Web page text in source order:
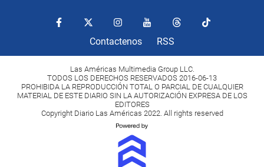
Contactenos RSS
Las Américas Multimedia Group LLC.
TODOS LOS DERECHOS RESERVADOS 2016-06-13
PROHIBIDA LA REPRODUCCIÓN TOTAL O PARCIAL DE CUALQUIER
MATERIAL DE ESTE DIARIO SIN LA AUTORIZACIÓN EXPRESA DE LOS
EDITORES
Copyright Diario Las Américas 2022. All rights reserved